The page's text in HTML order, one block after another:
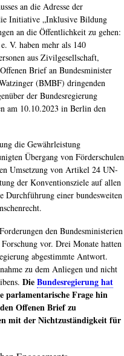
an die Adresse der
Initiative „Inklusive Bildung
an die Öffentlichkeit zu gehen:
V. haben mehr als 140
aus Zivilgesellschaft,
Brief an Bundesminister
(BMBF) dringenden
der Bundesregierung
am 10.10.2023 in Berlin den
die Gewährleistung
Übergang von Förderschulen
Umsetzung von Artikel 24 UN-
der Konventionsziele auf allen
einer bundesweiten
den Bundesministerien
vor. Drei Monate hatten
abgestimmte Antwort.
zu dem Anliegen und nicht
DieBundesregierung hat
parlamentarische Frage hin
Offenen Brief zu
mit der Nichtzuständigkeit für